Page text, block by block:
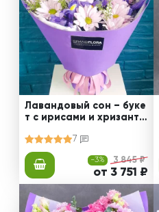
Лавандовый сон – буке
т с ирисами и хризанте
7
-3% 3 845 ₽
от 3 751 ₽